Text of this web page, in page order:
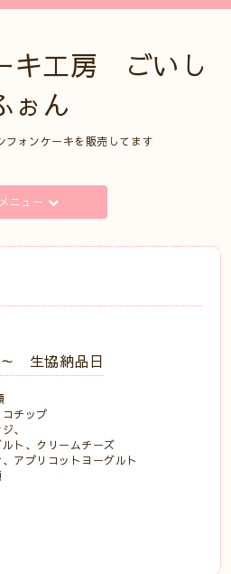
キ工房 ごいし
ぉん
フォンケーキを販売してます
メニュー
生協納品日
チップ
、
ト、クリームチーズ
アプリコットヨーグルト